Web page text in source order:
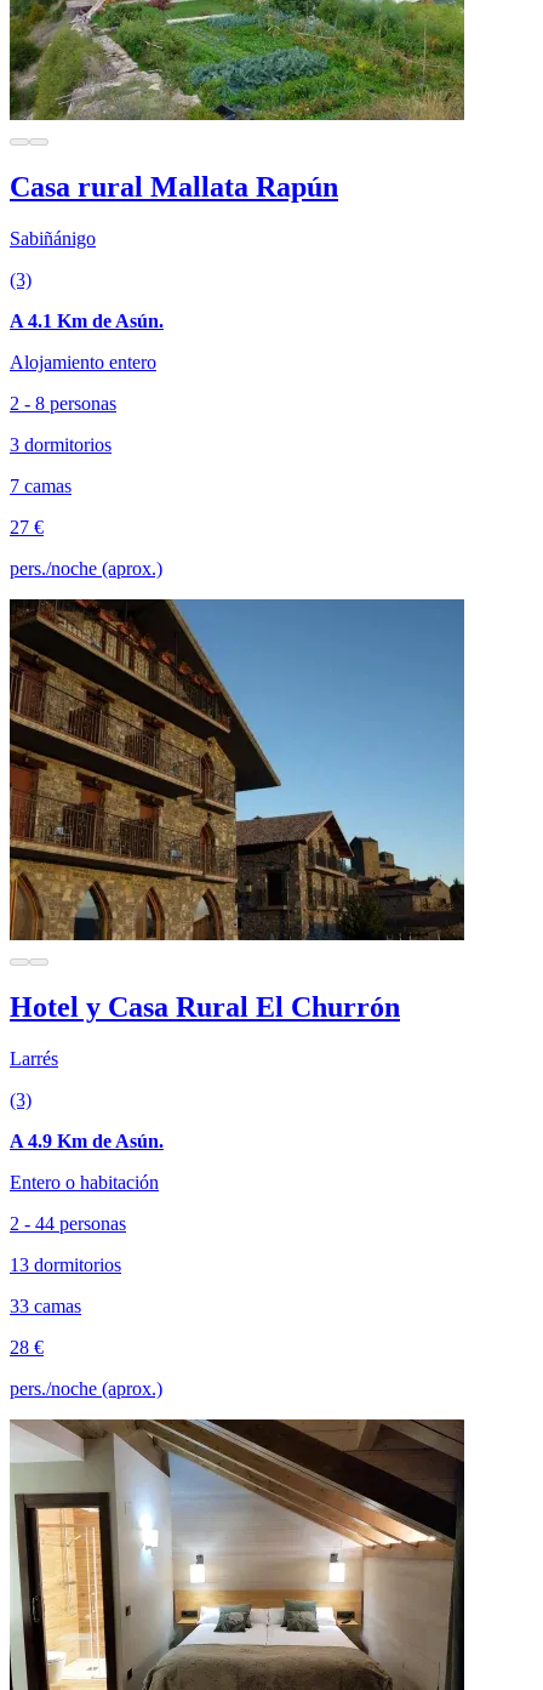
Casa rural Mallata Rapún
Sabiñánigo
(3)
A 4.1 Km de Asún.
Alojamiento entero
2 - 8 personas
3 dormitorios
7 camas
27 €
pers./noche (aprox.)
Hotel y Casa Rural El Churrón
Larrés
(3)
A 4.9 Km de Asún.
Entero o habitación
2 - 44 personas
13 dormitorios
33 camas
28 €
pers./noche (aprox.)